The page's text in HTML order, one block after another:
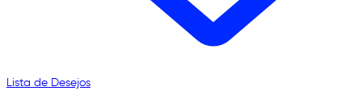
Lista de Desejos